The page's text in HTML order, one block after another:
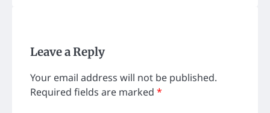
Leave a Reply
Your email address will not be published.
Required fields are marked *